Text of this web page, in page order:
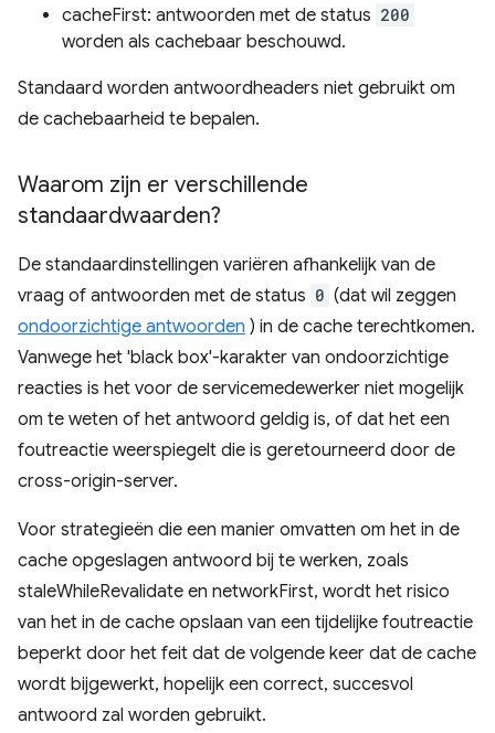
cacheFirst: antwoorden met de status 200
worden als cachebaar beschouwd.
Standaard worden antwoordheaders niet gebruikt om
de cachebaarheid te bepalen.
Waarom zijn er verschillende
standaardwaarden?
De standaardinstellingen variëren afhankelijk van de
vraag of antwoorden met de status 0 (dat wil zeggen
ondoorzichtige antwoorden ) in de cache terechtkomen.
Vanwege het 'black box'-karakter van ondoorzichtige
reacties is het voor de servicemedewerker niet mogelijk
om te weten of het antwoord geldig is, of dat het een
foutreactie weerspiegelt die is geretourneerd door de
cross-origin-server.
Voor strategieën die een manier omvatten om het in de
cache opgeslagen antwoord bij te werken, zoals
staleWhileRevalidate en networkFirst, wordt het risico
van het in de cache opslaan van een tijdelijke foutreactie
beperkt door het feit dat de volgende keer dat de cache
wordt bijgewerkt, hopelijk een correct, succesvol
antwoord zal worden gebruikt.